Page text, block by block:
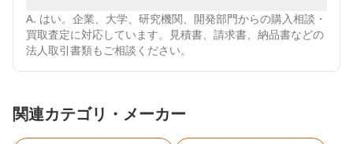
A. はい。企業、大学、研究機関、開発部門からの購入相談・
買取査定に対応しています。見積書、請求書、納品書などの
法人取引書類もご相談ください。
関連カテゴリ・メーカー